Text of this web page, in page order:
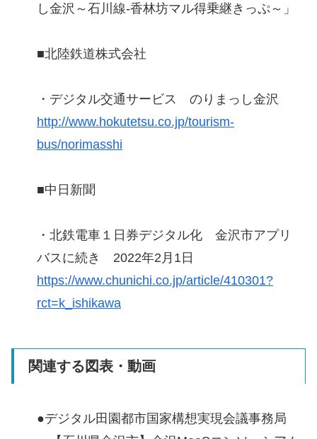
し金沢～石川線-香林坊マル得乗継きっぷ～」
■北陸鉄道株式会社
・デジタル交通サービス のりまっし金沢
http://www.hokutetsu.co.jp/tourism-
bus/norimasshi
■中日新聞
・北鉄電車１日券デジタル化 金沢市アプリ
バスに続き 2022年2月1日
https://www.chunichi.co.jp/article/410301?
rct=k_ishikawa
関連する図表・動画
●デジタル田園都市国家構想実現会議事務局